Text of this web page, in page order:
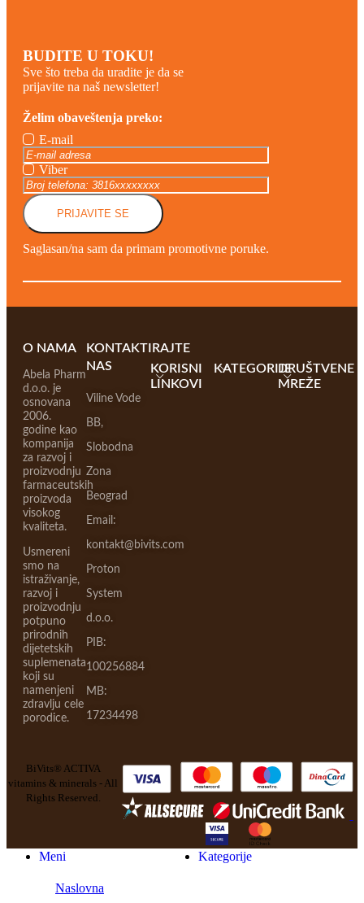
BUDITE U TOKU!
Sve što treba da uradite je da se
prijavite na naš newsletter!
Želim obaveštenja preko:
E-mail
Viber
PRIJAVITE SE
Saglasan/na sam da primam promotivne poruke.
O NAMA
Abela Pharm
d.o.o. je
osnovana
2006.
godine kao
kompanija
za razvoj i
proizvodnju
farmaceutskih
proizvoda
visokog
kvaliteta.
Usmereni
smo na
istraživanje,
razvoj i
proizvodnju
potpuno
prirodnih
dijetetskih
suplemenata
koji su
namenjeni
zdravlju cele
porodice.
KONTAKTIRAJTE
NAS
Viline Vode
BB,
Slobodna
Zona
Beograd
Email:
kontakt@bivits.com
Proton
System
d.o.o.
PIB:
100256884
MB:
17234498
KORISNI
LINKOVI
KATEGORIJEDRUŠTVENE
MREŽE
BiVits® ACTIVA
vitamins & minerals - All
Rights Reserved.
Meni Kategorije
Naslovna